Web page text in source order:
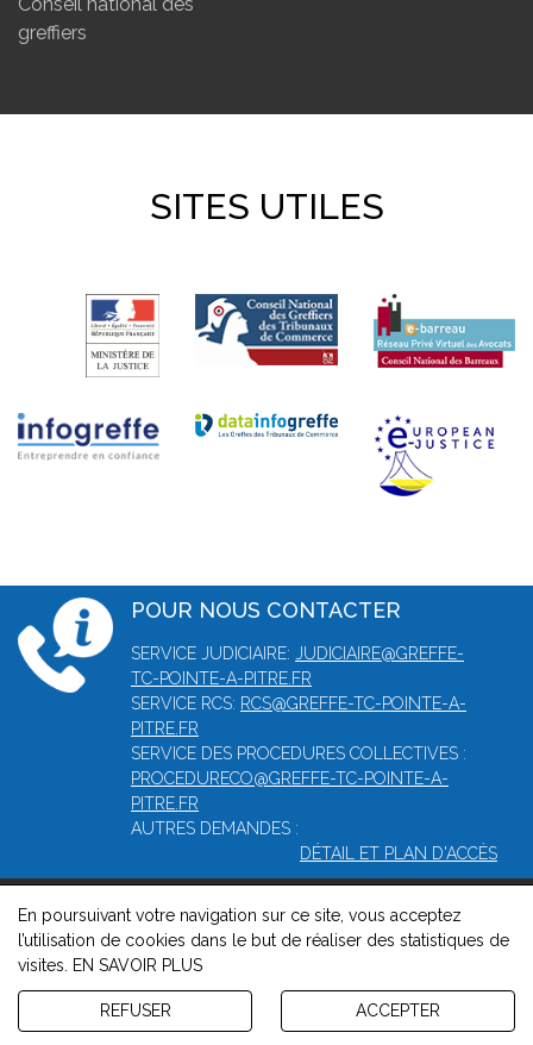
greffiers
SITES UTILES
POUR NOUS CONTACTER
SERVICE JUDICIAIRE: JUDICIAIRE@GREFFE-
TC-POINTE-A-PITRE.FR
SERVICE RCS: RCS@GREFFE-TC-POINTE-A-
PITRE.FR
SERVICE DES PROCEDURES COLLECTIVES :
PROCEDURECO@GREFFE-TC-POINTE-A-
PITRE.FR
AUTRES DEMANDES :
DÉTAIL ET PLAN D'ACCÈS
© 2026, Greffe du tribunal mixte de commerce de Pointe-à-
Pitre - Mentions légales-Contact -Gestion des cookies-
Politique de confidentialité et de cookies
Version : 1.8.1
En poursuivant votre navigation sur ce site, vous acceptez
l’utilisation de cookies dans le but de réaliser des statistiques de
visites.
EN SAVOIR PLUS
REFUSER ACCEPTER